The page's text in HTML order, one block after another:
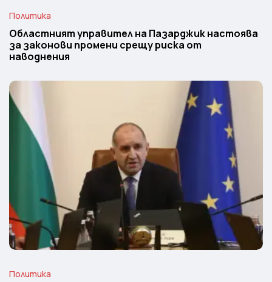
Политика
Областният управител на Пазарджик настоява
за законови промени срещу риска от
наводнения
Политика